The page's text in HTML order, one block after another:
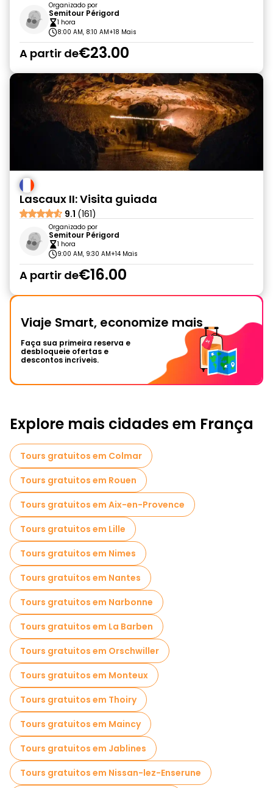
Organizado por
Semitour Périgord
1 hora
8:00 AM, 8:10 AM+18 Mais
A partir de€23.00
Lascaux II: Visita guiada
9.1 (161)
Organizado por
Semitour Périgord
1 hora
9:00 AM, 9:30 AM+14 Mais
A partir de€16.00
Viaje Smart, economize mais
Faça sua primeira reserva e
desbloqueie ofertas e
descontos incríveis.
Explore mais cidades em França
Tours gratuitos em Colmar
Tours gratuitos em Rouen
Tours gratuitos em Aix-en-Provence
Tours gratuitos em Lille
Tours gratuitos em Nimes
Tours gratuitos em Nantes
Tours gratuitos em Narbonne
Tours gratuitos em La Barben
Tours gratuitos em Orschwiller
Tours gratuitos em Monteux
Tours gratuitos em Thoiry
Tours gratuitos em Maincy
Tours gratuitos em Jablines
Tours gratuitos em Nissan-lez-Enserune